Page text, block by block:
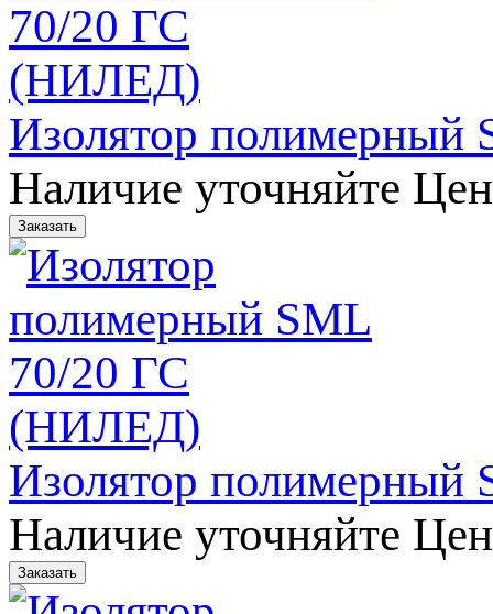
Изолятор
Наличие уточняйте
Изолятор
Наличие уточняйте